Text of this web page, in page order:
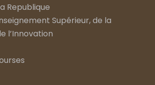
Republique
Supérieur, de la
l’Innovation